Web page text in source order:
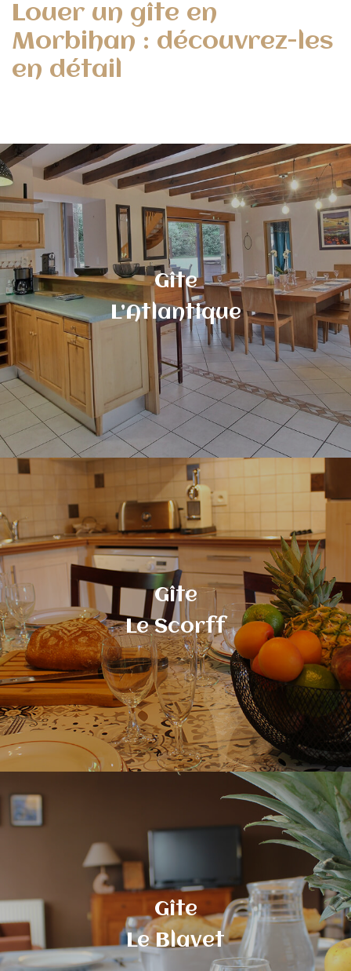
Louer un gîte en
Morbihan : découvrez-les
en détail
Gîte
L’Atlantique
Gîte
Le Scorff
Gîte
Le Blavet